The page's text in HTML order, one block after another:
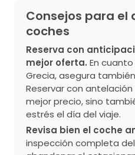
Consejos para el
coches
Reserva con
mejor oferta. En
Grecia, asegura
Reservar con
mejor precio, sino
estrés el día del viaje.
Revisa bien el coche
inspección completa